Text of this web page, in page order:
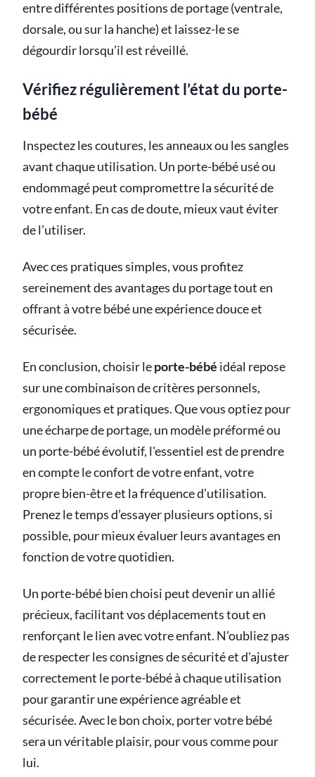
entre différentes positions de portage (ventrale,
dorsale, ou sur la hanche) et laissez-le se
dégourdir lorsqu’il est réveillé.
Vérifiez régulièrement l’état du porte-
bébé
Inspectez les coutures, les anneaux ou les sangles
avant chaque utilisation. Un porte-bébé usé ou
endommagé peut compromettre la sécurité de
votre enfant. En cas de doute, mieux vaut éviter
de l’utiliser.
Avec ces pratiques simples, vous profitez
sereinement des avantages du portage tout en
offrant à votre bébé une expérience douce et
sécurisée.
En conclusion, choisir leporte-bébé idéal repose
sur une combinaison de critères personnels,
ergonomiques et pratiques. Que vous optiez pour
une écharpe de portage, un modèle préformé ou
un porte-bébé évolutif, l'essentiel est de prendre
en compte le confort de votre enfant, votre
propre bien-être et la fréquence d’utilisation.
Prenez le temps d’essayer plusieurs options, si
possible, pour mieux évaluer leurs avantages en
fonction de votre quotidien.
Un porte-bébé bien choisi peut devenir un allié
précieux, facilitant vos déplacements tout en
renforçant le lien avec votre enfant. N’oubliez pas
de respecter les consignes de sécurité et d’ajuster
correctement le porte-bébé à chaque utilisation
pour garantir une expérience agréable et
sécurisée. Avec le bon choix, porter votre bébé
sera un véritable plaisir, pour vous comme pour
lui.